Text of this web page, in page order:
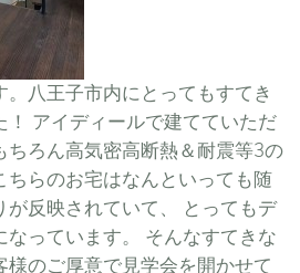
。八王子市内にとってもすてき
！ アイディールで建てていただ
ちろん高気密高断熱＆耐震等3の
ちらのお宅はなんといっても随
が反映されていて、 とってもデ
っています。 そんなすてきな
のご厚意で見学会を開かせて